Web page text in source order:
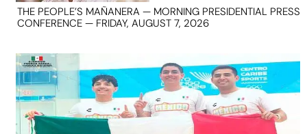
THE PEOPLE’S MAÑANERA — MORNING PRESIDENTIAL PRESS
CONFERENCE — FRIDAY, AUGUST 7, 2026